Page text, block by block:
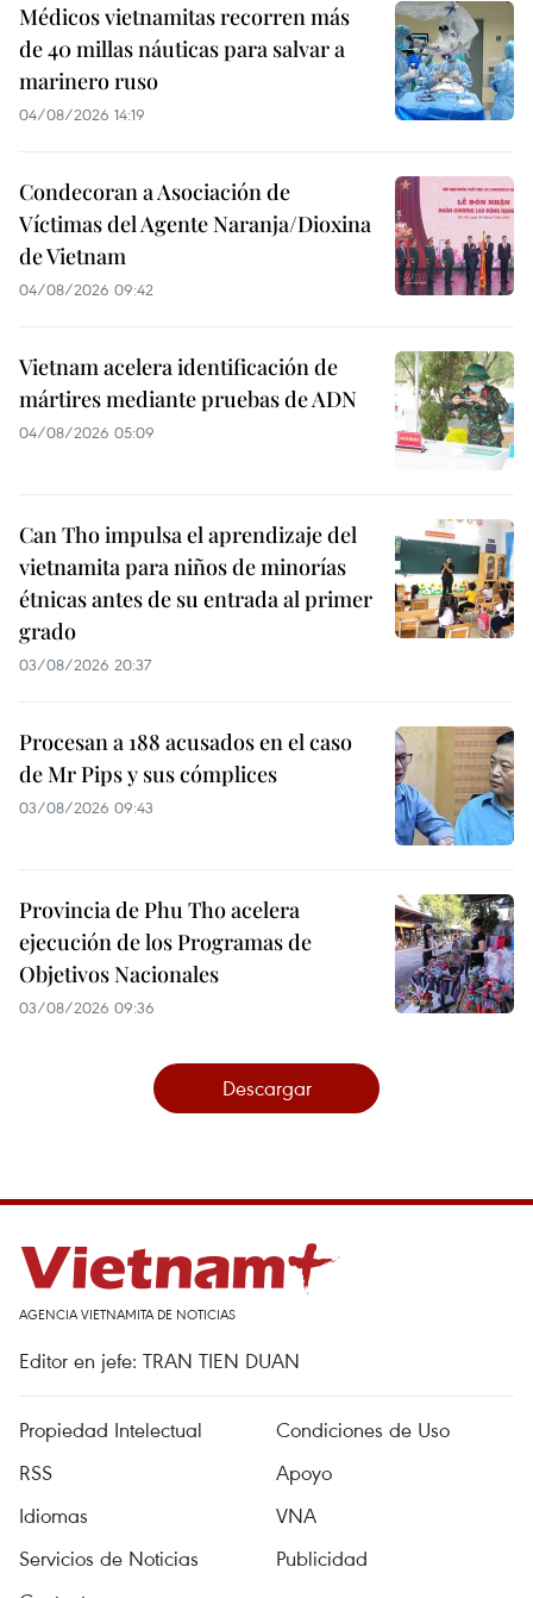
Médicos vietnamitas recorren más
de 40 millas náuticas para salvar a
marinero ruso
04/08/2026 14:19
Condecoran a Asociación de
Víctimas del Agente Naranja/Dioxina
de Vietnam
04/08/2026 09:42
Vietnam acelera identificación de
mártires mediante pruebas de ADN
04/08/2026 05:09
Can Tho impulsa el aprendizaje del
vietnamita para niños de minorías
étnicas antes de su entrada al primer
grado
03/08/2026 20:37
Procesan a 188 acusados en el caso
de Mr Pips y sus cómplices
03/08/2026 09:43
Provincia de Phu Tho acelera
ejecución de los Programas de
Objetivos Nacionales
03/08/2026 09:36
Descargar
AGENCIA VIETNAMITA DE NOTICIAS
Editor en jefe: TRAN TIEN DUAN
Propiedad Intelectual
Condiciones de Uso
RSS
Apoyo
Idiomas
VNA
Servicios de Noticias
Publicidad